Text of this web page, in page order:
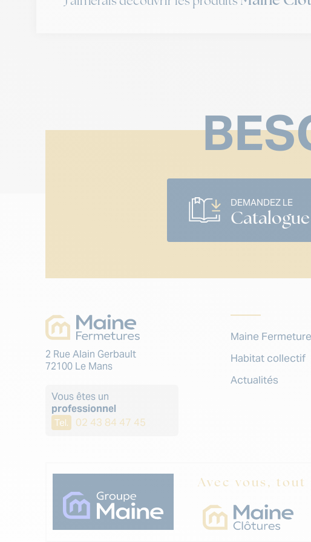
DEMANDEZ LE
Catalogue
2 Rue Alain Gerbault
72100 Le Mans
Vous êtes un
professionnel
Tel. 02 43 84 47 45
Maine
Habitat collectif
Actualités
Avec vous,